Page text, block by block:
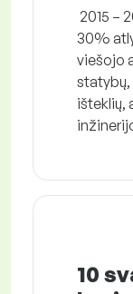
2015 –
30%
viešojo
išteklių,
10